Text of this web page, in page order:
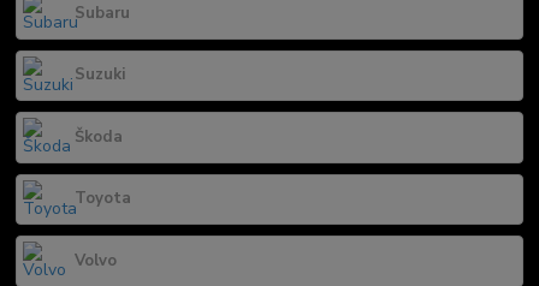
Subaru
Suzuki
Škoda
Toyota
Volvo